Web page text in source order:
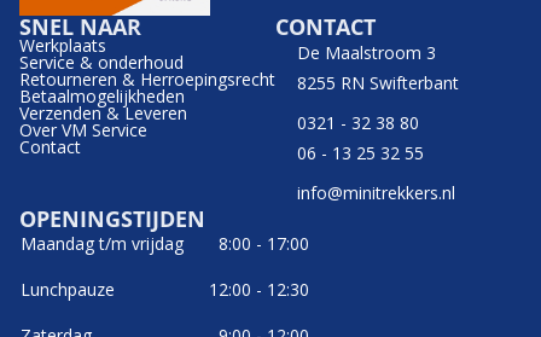
SNEL NAAR
Werkplaats
Service & onderhoud
Retourneren & Herroepingsrecht
Betaalmogelijkheden
Verzenden & Leveren
Over VM Service
Contact
CONTACT
De Maalstroom 3
8255 RN Swifterbant
0321 - 32 38 80
06 - 13 25 32 55
info@minitrekkers.nl
OPENINGSTIJDEN
Maandag t/m vrijdag
8:00 - 17:00
Lunchpauze
12:00 - 12:30